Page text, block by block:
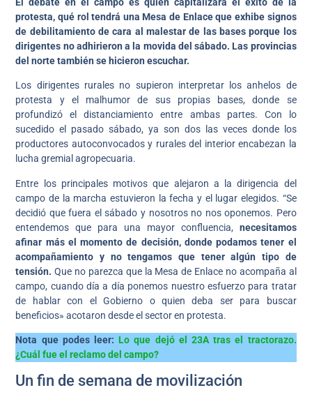
protesta, qué rol tendrá una Mesa de Enlace que exhibe signos
de debilitamiento de cara al malestar de las bases porque los
dirigentes no adhirieron a la movida del sábado. Las provincias
del norte también se hicieron escuchar.
Los dirigentes rurales no supieron interpretar los anhelos de
protesta y el malhumor de sus propias bases, donde se
profundizó el distanciamiento entre ambas partes. Con lo
sucedido el pasado sábado, ya son dos las veces donde los
productores autoconvocados y rurales del interior encabezan la
lucha gremial agropecuaria.
Entre los principales motivos que alejaron a la dirigencia del
campo de la marcha estuvieron la fecha y el lugar elegidos. “Se
decidió que fuera el sábado y nosotros no nos oponemos. Pero
entendemos que para una mayor confluencia, necesitamos
afinar más el momento de decisión, donde podamos tener el
acompañamiento y no tengamos que tener algún tipo de
tensión.Que no parezca que la Mesa de Enlace no acompaña al
campo, cuando día a día ponemos nuestro esfuerzo para tratar
de hablar con el Gobierno o quien deba ser para buscar
beneficios» acotaron desde el sector en protesta.
Nota que podes leer: Lo que dejó el 23A tras el tractorazo.
¿Cuál fue el reclamo del campo?
Un fin de semana de movilización